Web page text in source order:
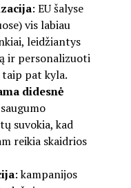
: EU šalyse
vis labiau
leidžiantys
ir personalizuoti
pat kyla.
didesnė
suvokia, kad
reikia skaidrios
: kampanijos